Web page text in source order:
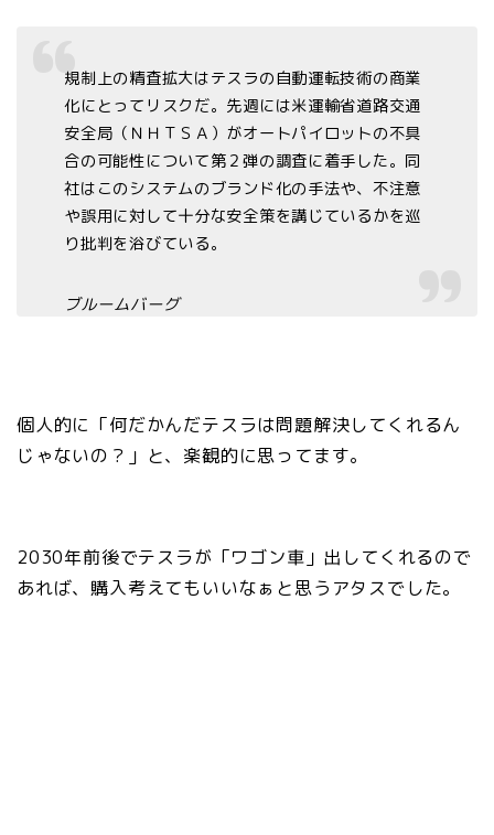
規制上の精査拡大はテスラの自動運転技術の商業
化にとってリスクだ。先週には米運輸省道路交通
安全局（ＮＨＴＳＡ）がオートパイロットの不具
合の可能性について第２弾の調査に着手した。同
社はこのシステムのブランド化の手法や、不注意
や誤用に対して十分な安全策を講じているかを巡
り批判を浴びている。
ブルームバーグ
個人的に「何だかんだテスラは問題解決してくれるん
じゃないの？」と、楽観的に思ってます。
2030年前後でテスラが「ワゴン車」出してくれるので
あれば、購入考えてもいいなぁと思うアタスでした。